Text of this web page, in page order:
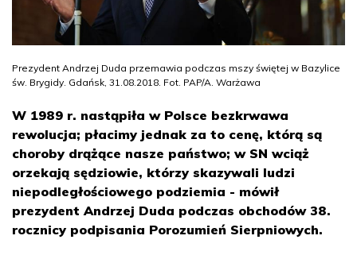
Prezydent Andrzej Duda przemawia podczas mszy świętej w Bazylice
św. Brygidy. Gdańsk, 31.08.2018. Fot. PAP/A. Warżawa
W 1989 r. nastąpiła w Polsce bezkrwawa
rewolucja; płacimy jednak za to cenę, którą są
choroby drążące nasze państwo; w SN wciąż
orzekają sędziowie, którzy skazywali ludzi
niepodległościowego podziemia - mówił
prezydent Andrzej Duda podczas obchodów 38.
rocznicy podpisania Porozumień Sierpniowych.